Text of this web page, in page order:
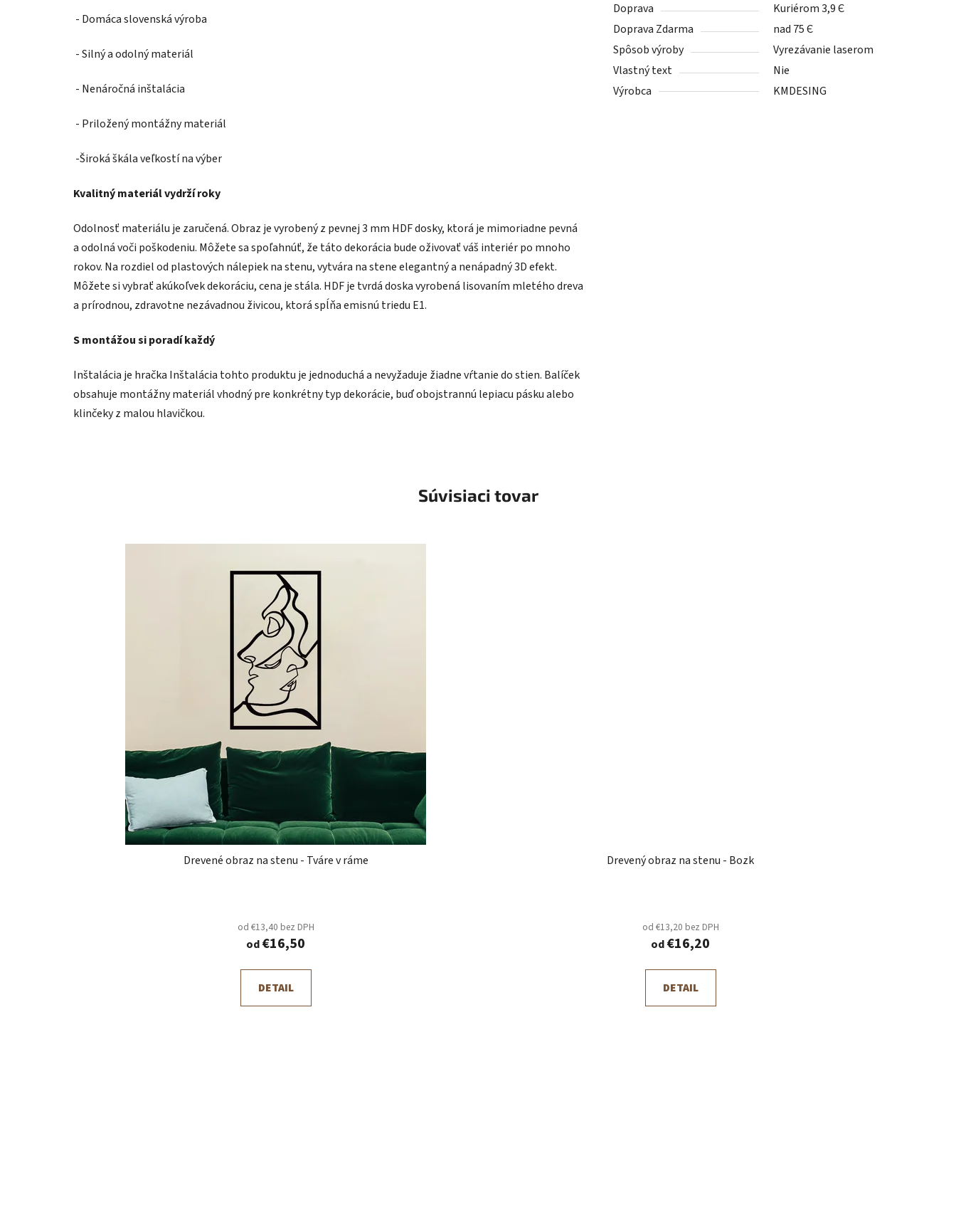
- Domáca slovenská výroba
- Silný a odolný materiál
- Nenáročná inštalácia
- Priložený montážny materiál
-Široká škála veľkostí na výber
Kvalitný materiál vydrží roky
Odolnosť materiálu je zaručená. Obraz je vyrobený z pevnej 3 mm HDF dosky, ktorá je mimoriadne pevná
a odolná voči poškodeniu. Môžete sa spoľahnúť, že táto dekorácia bude oživovať váš interiér po mnoho
rokov. Na rozdiel od plastových nálepiek na stenu, vytvára na stene elegantný a nenápadný 3D efekt.
Môžete si vybrať akúkoľvek dekoráciu, cena je stála. HDF je tvrdá doska vyrobená lisovaním mletého dreva
a prírodnou, zdravotne nezávadnou živicou, ktorá spĺňa emisnú triedu E1.
S montážou si poradí každý
Inštalácia je hračka Inštalácia tohto produktu je jednoduchá a nevyžaduje žiadne vŕtanie do stien. Balíček
obsahuje montážny materiál vhodný pre konkrétny typ dekorácie, buď obojstrannú lepiacu pásku alebo
klinčeky z malou hlavičkou.
Doprava
Kuriérom 3,9 Є
Doprava Zdarma
nad 75 Є
Spôsob výroby
Vyrezávanie laserom
Vlastný text
Nie
Výrobca
KMDESING
Súvisiaci tovar
Drevené obraz na stenu - Tváre v ráme
od €13,40 bez DPH
od€16,50
DETAIL
Drevený obraz na stenu - Bozk
od €13,20 bez DPH
od€16,20
DETAIL